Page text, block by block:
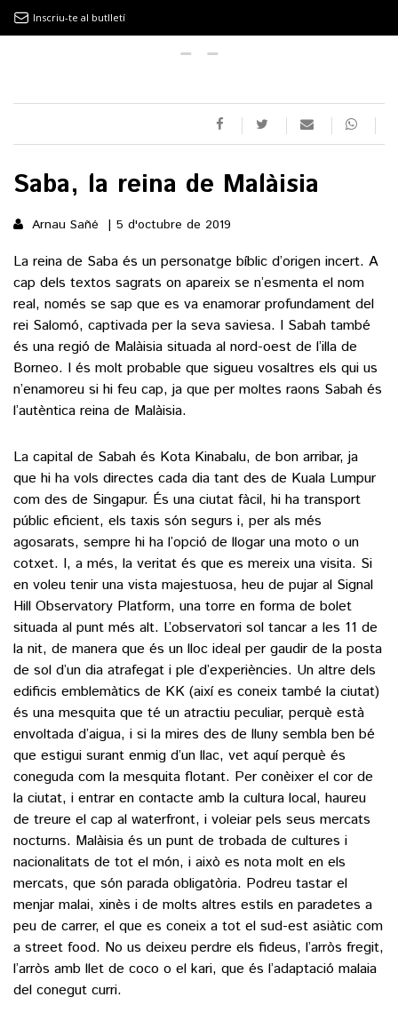
EL CLÀSSIC | ALBERT PLA
“LA VIDA ÉS COM LA MAR: SEMPRE BUSCA L’EQUILIBRI”
NOVETATS DISCOGRÀFIQUES
EL CLÀSSIC | ELS 3 TAMBORS
TEMÀTIQUES
()
ACTUALITAT
POLÍTICA
SOCIETAT
ECONOMIA
VEURE TOTES
ESPORTS
FUTBOL
HOQUEI PATINS
MOTOR
VEURE TOTES
CULTURA
ARTS ESCÈNIQUES
CULTURA POPULAR
LLIBRES
CALAIX
VEURE TOTES
SUPLEMENTS
FOTOGALERIES
9MAGAZÍN
AGENDA
BLOGOSFERA
Inscriu-te al butlletí
Saba, la reina de Malàisia
Arnau Sañé 5 d'octubre de 2019
La reina de Saba és un personatge bíblic d’origen incert. A
cap dels textos sagrats on apareix se n’esmenta el nom
real, només se sap que es va enamorar profundament del
rei Salomó, captivada per la seva saviesa. I Sabah també
és una regió de Malàisia situada al nord-oest de l’illa de
Borneo. I és molt probable que sigueu vosaltres els qui us
n’enamoreu si hi feu cap, ja que per moltes raons Sabah és
l’autèntica reina de Malàisia.
La capital de Sabah és Kota Kinabalu, de bon arribar, ja
que hi ha vols directes cada dia tant des de Kuala Lumpur
com des de Singapur. És una ciutat fàcil, hi ha transport
públic eficient, els taxis són segurs i, per als més
agosarats, sempre hi ha l’opció de llogar una moto o un
cotxet. I, a més, la veritat és que es mereix una visita. Si
en voleu tenir una vista majestuosa, heu de pujar al Signal
Hill Observatory Platform, una torre en forma de bolet
situada al punt més alt. L’observatori sol tancar a les 11 de
la nit, de manera que és un lloc ideal per gaudir de la posta
de sol d’un dia atrafegat i ple d’experiències. Un altre dels
edificis emblemàtics de KK (així es coneix també la ciutat)
és una mesquita que té un atractiu peculiar, perquè està
envoltada d’aigua, i si la mires des de lluny sembla ben bé
que estigui surant enmig d’un llac, vet aquí perquè és
coneguda com la mesquita flotant. Per conèixer el cor de
la ciutat, i entrar en contacte amb la cultura local, haureu
de treure el cap al waterfront, i voleiar pels seus mercats
nocturns. Malàisia és un punt de trobada de cultures i
nacionalitats de tot el món, i això es nota molt en els
mercats, que són parada obligatòria. Podreu tastar el
menjar malai, xinès i de molts altres estils en paradetes a
peu de carrer, el que es coneix a tot el sud-est asiàtic com
a street food. No us deixeu perdre els fideus, l’arròs fregit,
l’arròs amb llet de coco o el kari, que és l’adaptació malaia
del conegut curri.